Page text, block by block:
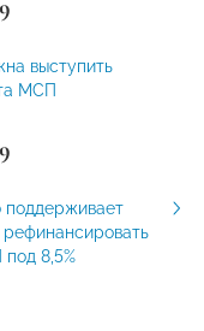
выступить
МСП
поддерживает
8,5%